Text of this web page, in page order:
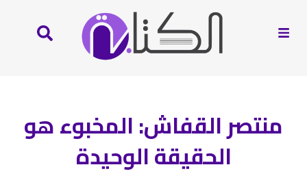
منتصر القفاش‏:‏ المخبوء هو
الحقيقة الوحيدة